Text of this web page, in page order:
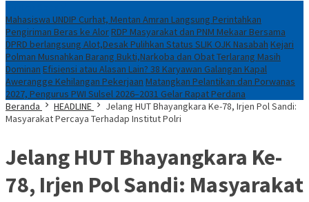
Mahasiswa UNDIP Curhat, Mentan Amran Langsung Perintahkan
Pengiriman Beras ke AlorRDP Masyarakat dan PNM Mekaar Bersama
DPRD berlangsung Alot,Desak Pulihkan Status SLIK OJK Nasabah Kejari
Polman Musnahkan Barang Bukti,Narkoba dan Obat Terlarang Masih
Dominan Efisiensi atau Alasan Lain? 38 Karyawan Galangan Kapal
Awerangge Kehilangan Pekerjaan Matangkan Pelantikan dan Porwanas
2027, Pengurus PWI Sulsel 2026–2031 Gelar Rapat Perdana
Beranda
HEADLINE
Jelang HUT Bhayangkara Ke-78, Irjen Pol Sandi:
Masyarakat Percaya Terhadap Institut Polri
Jelang HUT Bhayangkara Ke-
78, Irjen Pol Sandi: Masyarakat